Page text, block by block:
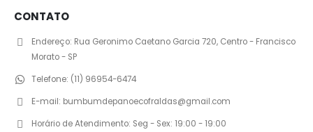
CONTATO
Endereço: Rua Geronimo Caetano Garcia 720, Centro - Francisco
Morato - SP
Telefone: (11) 96954-6474
E-mail: bumbumdepanoecofraldas@gmail.com
Horário de Atendimento: Seg - Sex: 19:00 - 19:00